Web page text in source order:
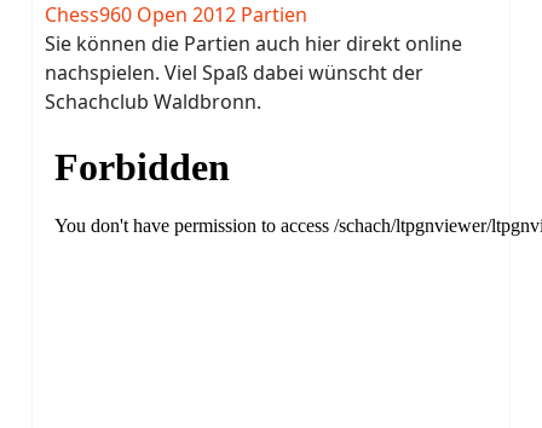
Chess960 Open 2012 Partien
Sie können die Partien auch hier direkt online
nachspielen. Viel Spaß dabei wünscht der
Schachclub Waldbronn.